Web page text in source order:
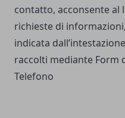
contatto, acconsente
richieste di
indicata
raccolti mediante Form
Telefono